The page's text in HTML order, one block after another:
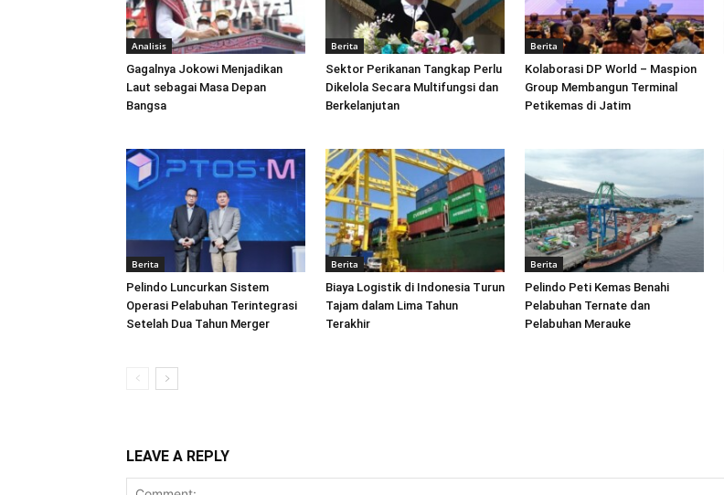
Analisis
Gagalnya Jokowi Menjadikan
Laut sebagai Masa Depan
Bangsa
Berita
Sektor Perikanan Tangkap Perlu
Dikelola Secara Multifungsi dan
Berkelanjutan
Berita
Kolaborasi DP World – Maspion
Group Membangun Terminal
Petikemas di Jatim
Berita
Pelindo Luncurkan Sistem
Operasi Pelabuhan Terintegrasi
Setelah Dua Tahun Merger
Berita
Biaya Logistik di Indonesia Turun
Tajam dalam Lima Tahun
Terakhir
Berita
Pelindo Peti Kemas Benahi
Pelabuhan Ternate dan
Pelabuhan Merauke
LEAVE A REPLY